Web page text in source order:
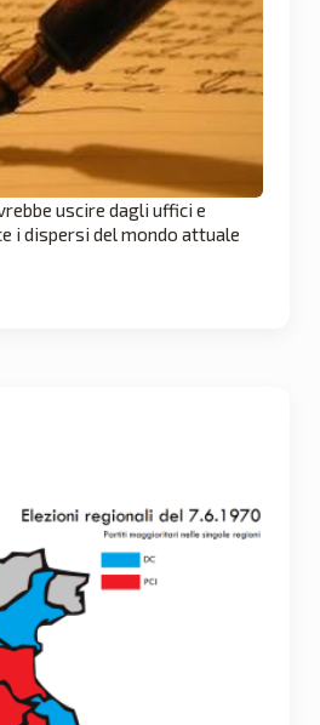
uscire dagli uffici e
i dispersi del mondo attuale